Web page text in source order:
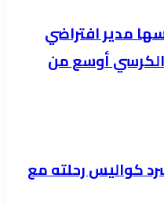
​مدير افتراضي
الكرسي أوسع من
كواليس رحلته مع